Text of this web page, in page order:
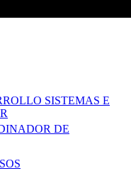
SISTEMAS E
DE